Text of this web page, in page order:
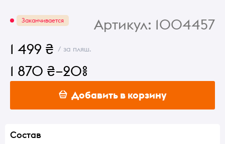
Заканчивается Артикул: 1004457
1 499 ₴ / за пляш.
1 870 ₴–20%
Добавить в корзину
Состав